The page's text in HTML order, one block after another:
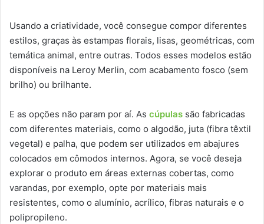
Usando a criatividade, você consegue compor diferentes
estilos, graças às estampas florais, lisas, geométricas, com
temática animal, entre outras. Todos esses modelos estão
disponíveis na Leroy Merlin, com acabamento fosco (sem
brilho) ou brilhante.
E as opções não param por aí. As cúpulas são fabricadas
com diferentes materiais, como o algodão, juta (fibra têxtil
vegetal) e palha, que podem ser utilizados em abajures
colocados em cômodos internos. Agora, se você deseja
explorar o produto em áreas externas cobertas, como
varandas, por exemplo, opte por materiais mais
resistentes, como o alumínio, acrílico, fibras naturais e o
polipropileno.